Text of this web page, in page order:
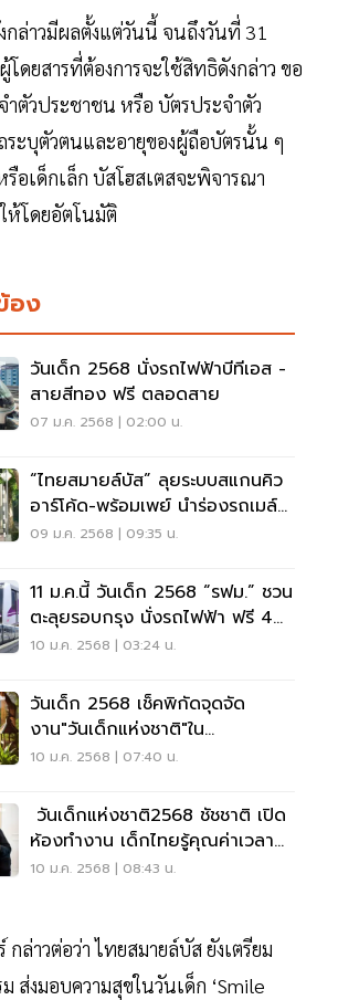
กล่าวมีผลตั้งแต่วันนี้ จนถึงวันที่ 31
ดยสารที่ต้องการจะใช้สิทธิดังกล่าว ขอ
ำตัวประชาชน หรือ บัตรประจำตัว
ระบุตัวตนและอายุของผู้ถือบัตรนั้น ๆ
รือเด็กเล็ก บัสโฮสเตสจะพิจารณา
ห้โดยอัตโนมัติ
อง
วันเด็ก 2568 นั่งรถไฟฟ้าบีทีเอส -
สายสีทอง ฟรี ตลอดสาย
07 ม.ค. 2568 | 02:00 น.
“ไทยสมายล์บัส” ลุยระบบสแกนคิว
อาร์โค้ด-พร้อมเพย์ นำร่องรถเมล์
สาย 4-13 (75)
09 ม.ค. 2568 | 09:35 น.
11 ม.ค.นี้ วันเด็ก 2568 “รฟม.” ชวน
ตะลุยรอบกรุง นั่งรถไฟฟ้า ฟรี 4
เส้นทาง
10 ม.ค. 2568 | 03:24 น.
วันเด็ก 2568 เช็คพิกัดจุดจัด
งาน"วันเด็กแห่งชาติ"ใน
กรุงเทพมหานครที่นี่
10 ม.ค. 2568 | 07:40 น.
วันเด็กแห่งชาติ2568 ชัชชาติ เปิด
ห้องทำงาน เด็กไทยรู้คุณค่าเวลา
เพื่ออนาคต
10 ม.ค. 2568 | 08:43 น.
กล่าวต่อว่า ไทยสมายล์บัส ยังเตรียม
ส่งมอบความสุขในวันเด็ก ‘Smile